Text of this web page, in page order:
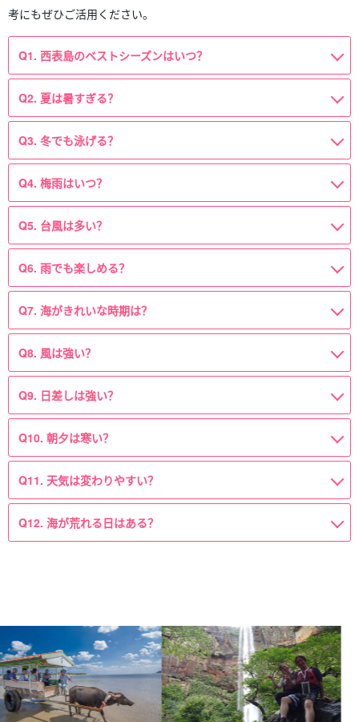
考にもぜひご活用ください。
Q1. 西表島のベストシーズンはいつ？
Q2. 夏は暑すぎる？
Q3. 冬でも泳げる？
Q4. 梅雨はいつ？
Q5. 台風は多い？
Q6. 雨でも楽しめる？
Q7. 海がきれいな時期は？
Q8. 風は強い？
Q9. 日差しは強い？
Q10. 朝夕は寒い？
Q11. 天気は変わりやすい？
Q12. 海が荒れる日はある？